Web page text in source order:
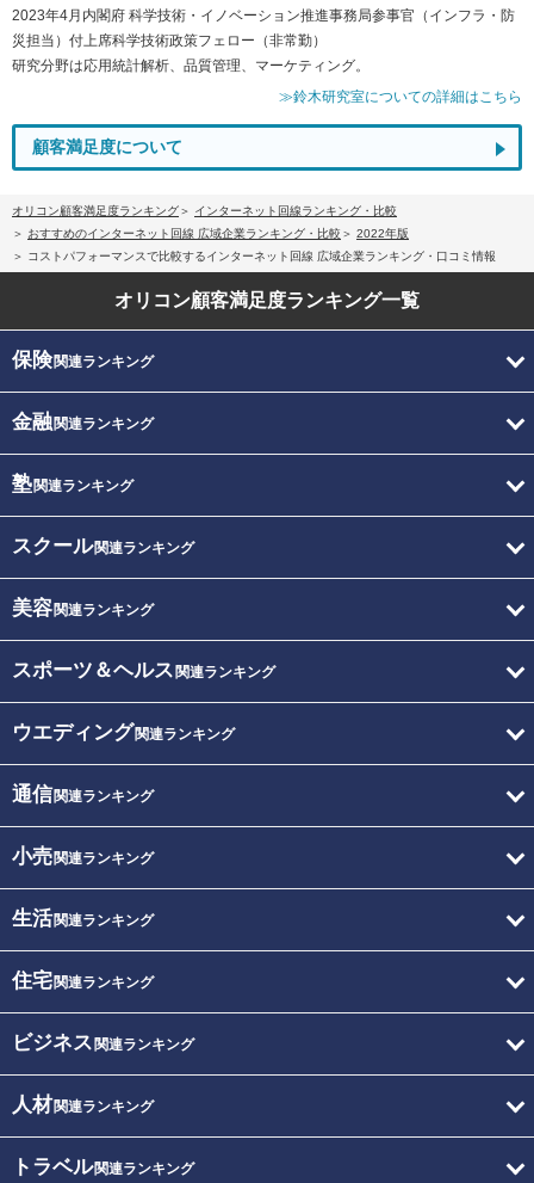
2023年4月内閣府 科学技術・イノベーション推進事務局参事官（インフラ・防
災担当）付上席科学技術政策フェロー（非常勤）
研究分野は応用統計解析、品質管理、マーケティング。
≫鈴木研究室についての詳細はこちら
顧客満足度について
オリコン顧客満足度ランキング
インターネット回線ランキング・比較
おすすめのインターネット回線 広域企業ランキング・比較
2022年版
コストパフォーマンスで比較するインターネット回線 広域企業ランキング・口コミ情報
オリコン顧客満足度ランキング一覧
保険関連ランキング
金融関連ランキング
塾関連ランキング
スクール関連ランキング
美容関連ランキング
スポーツ＆ヘルス 関連ランキング
ウエディング関連ランキング
通信関連ランキング
小売関連ランキング
生活関連ランキング
住宅関連ランキング
ビジネス 関連ランキング
人材関連ランキング
トラベル関連ランキング